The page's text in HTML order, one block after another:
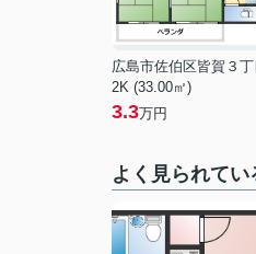
広島市佐伯区皆賀３丁
2K (33.00㎡)
3.3万円
よく見られてい